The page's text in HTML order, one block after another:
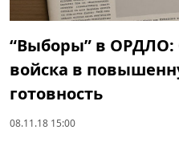
“Выборы” в ОРДЛО:
войска в
готовность
08.11.18 15:00